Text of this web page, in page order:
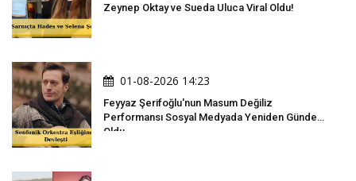
Zeynep Oktay ve Sueda Uluca Viral Oldu!
01-08-2026 14:23
Feyyaz Şerifoğlu'nun Masum Değiliz
Performansı Sosyal Medyada Yeniden Gündem
Oldu